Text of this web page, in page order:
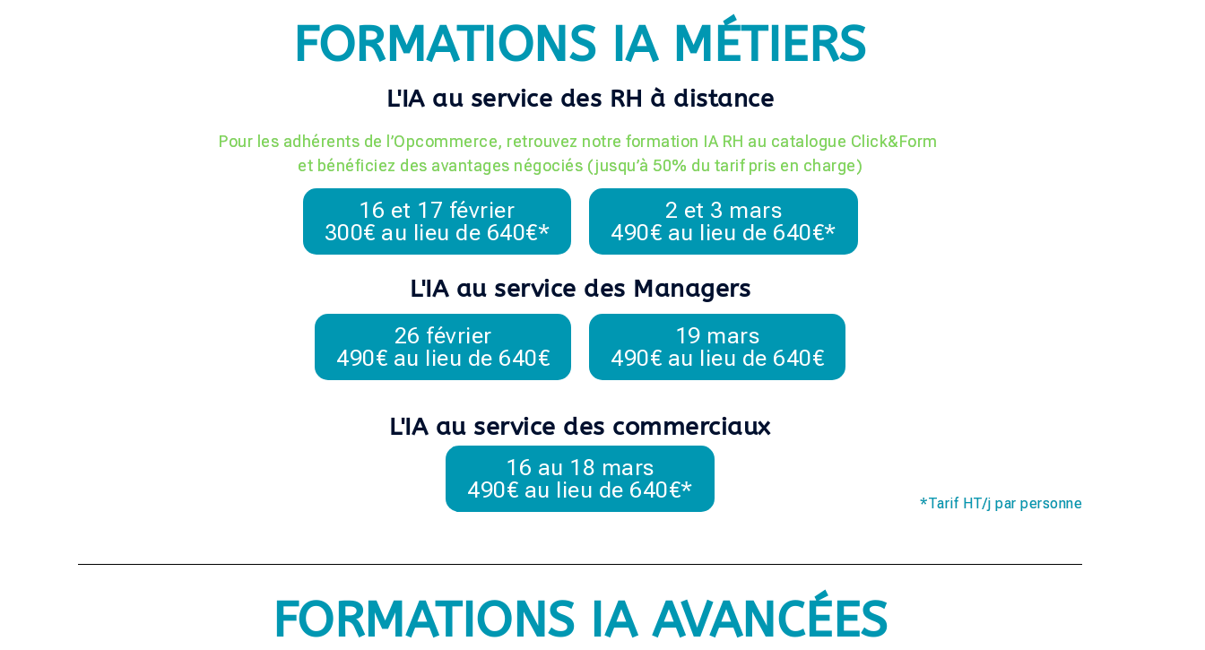
FORMATIONS IA MÉTIERS
L'IA au service des RH à distance
Pour les adhérents de l’Opcommerce, retrouvez notre formation IA RH au catalogue Click&Form
et bénéficiez des avantages négociés (jusqu’à 50% du tarif pris en charge)
16 et 17 février
300€ au lieu de 640€*
2 et 3 mars
490€ au lieu de 640€*
L'IA au service des Managers
26 février
490€ au lieu de 640€
19 mars
490€ au lieu de 640€
L'IA au service des commerciaux
16 au 18 mars
490€ au lieu de 640€*
*Tarif HT/j par personne
FORMATIONS IA AVANCÉES